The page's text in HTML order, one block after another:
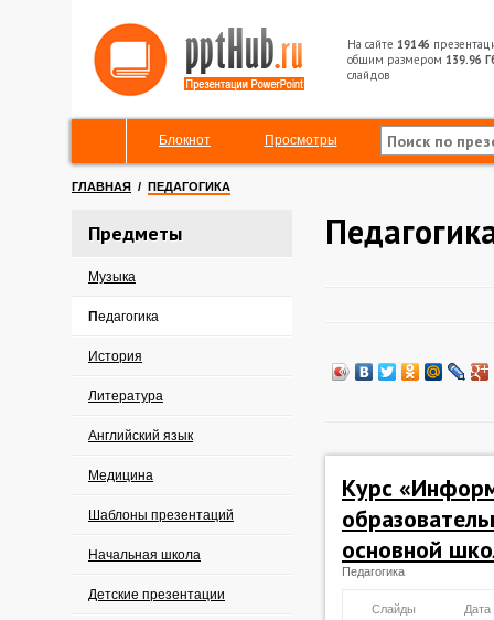
На сайте 19146
общим размером 139.96
слайдов
Блокнот Просмотры
ГЛАВНАЯ / ПЕДАГОГИКА
Предметы
Музыка
Педагогика
История
Литература
Английский язык
Медицина
Шаблоны презентаций
Начальная школа
Детские презентации
Курс
основной
Педагогика
Слайды
Дата